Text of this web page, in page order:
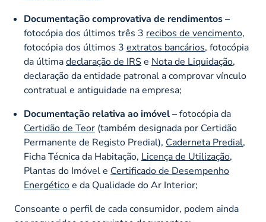
Documentação comprovativa de rendimentos –
fotocópia dos últimos três 3 recibos de vencimento,
fotocópia dos últimos 3 extratos bancários, fotocópia
da últimadeclaração de IRSe Nota de Liquidação,
declaração da entidade patronal a comprovar vínculo
contratual e antiguidade na empresa;
Documentação relativa ao imóvel –fotocópia da
Certidão de Teor (também designada por Certidão
Permanente de Registo Predial), Caderneta Predial,
Ficha Técnica da Habitação, Licença de Utilização,
Plantas do Imóvel e Certificado de Desempenho
Energéticoe da Qualidade do Ar Interior;
Consoante o perfil de cada consumidor, podem ainda